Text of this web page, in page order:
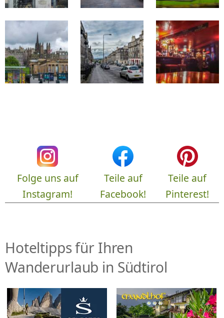
Folge uns auf
Instagram!
Teile auf
Facebook!
Teile auf
Pinterest!
Hoteltipps für Ihren
Wanderurlaub in Südtirol